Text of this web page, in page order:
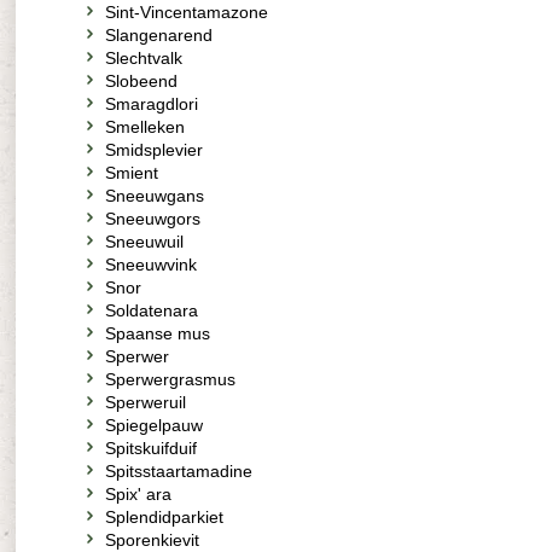
Sint-Vincentamazone
Slangenarend
Slechtvalk
Slobeend
Smaragdlori
Smelleken
Smidsplevier
Smient
Sneeuwgans
Sneeuwgors
Sneeuwuil
Sneeuwvink
Snor
Soldatenara
Spaanse mus
Sperwer
Sperwergrasmus
Sperweruil
Spiegelpauw
Spitskuifduif
Spitsstaartamadine
Spix' ara
Splendidparkiet
Sporenkievit